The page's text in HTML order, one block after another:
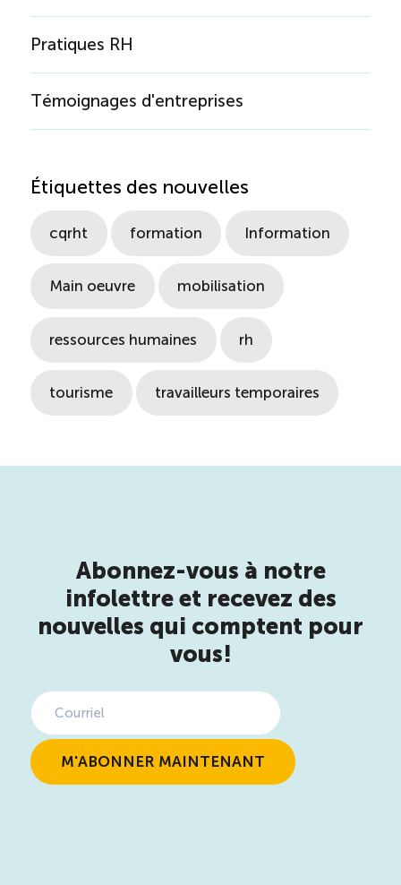
Pratiques RH
Témoignages d'entreprises
Étiquettes des nouvelles
cqrht formation Information
Main oeuvre mobilisation
ressources humaines rh
tourisme travailleurs temporaires
Abonnez-vous à notre
infolettre et recevez des
nouvelles qui comptent pour
vous!